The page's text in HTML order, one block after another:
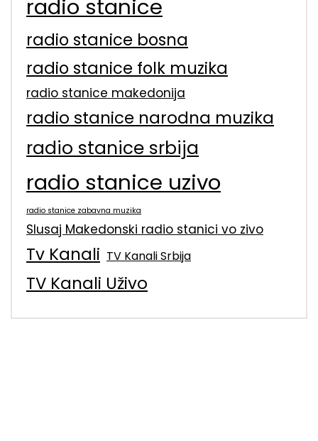
radio stanice
radio stanice bosna
radio stanice folk muzika
radio stanice makedonija
radio stanice narodna muzika
radio stanice srbija
radio stanice uzivo
radio stanice zabavna muzika
Slusaj Makedonski radio stanici vo zivo
Tv Kanali TV Kanali Srbija
TV Kanali Uživo